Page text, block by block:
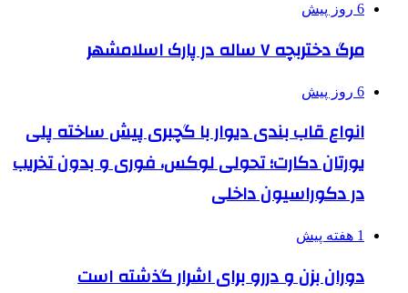
6 روز پیش
مرگ دختربچه ۷ ساله در پارک اسلامشهر
6 روز پیش
انواع قاب بندی دیوار با گچبری پیش ساخته پلی
یورتان دکارت؛ تحولی لوکس، فوری و بدون تخریب
در دکوراسیون داخلی
1 هفته پیش
دوران بزن و دررو برای اشرار گذشته است